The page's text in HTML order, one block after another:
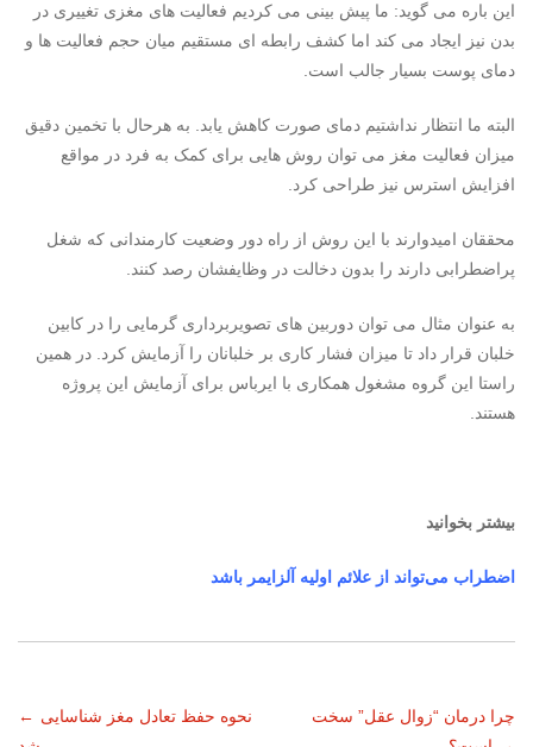
این باره می گوید: ما پیش بینی می کردیم فعالیت های مغزی تغییری در
بدن نیز ایجاد می کند اما کشف رابطه ای مستقیم میان حجم فعالیت ها و
دمای پوست بسیار جالب است.
البته ما انتظار نداشتیم دمای صورت کاهش یابد. به هرحال با تخمین دقیق
میزان فعالیت مغز می توان روش هایی برای کمک به فرد در مواقع
افزایش استرس نیز طراحی کرد.
محققان امیدوارند با این روش از راه دور وضعیت کارمندانی که شغل
پراضطرابی دارند را بدون دخالت در وظایفشان رصد کنند.
به عنوان مثال می توان دوربین های تصویربرداری گرمایی را در کابین
خلبان قرار داد تا میزان فشار کاری بر خلبانان را آزمایش کرد. در همین
راستا این گروه مشغول همکاری با ایرباس برای آزمایش این پروژه
هستند.
بیشتر بخوانید
اضطراب می‌تواند از علائم اولیه آلزایمر باشد
ناوبری ← نحوه حفظ تعادل مغز شناسایی
چرا درمان “زوال عقل” سخت